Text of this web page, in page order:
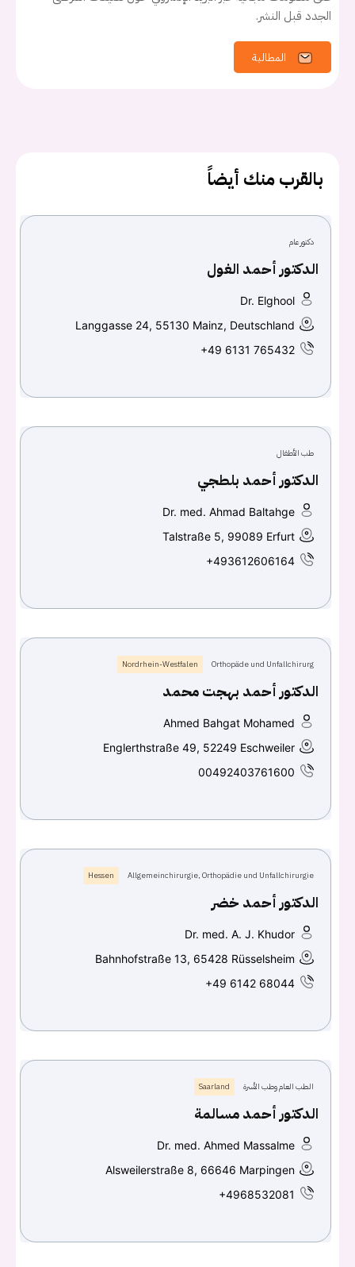
الجدد قبل النشر.
المطالبة
بالقرب منك أيضاً
دكتور عام
الدكتور أحمد الغول
Dr. Elghool
Langgasse 24, 55130 Mainz, Deutschland
+49 6131 765432
طب الأطفال
الدكتور أحمد بلطجي
Dr. med. Ahmad Baltahge
Talstraße 5, 99089 Erfurt
+493612606164
Orthopäde und Unfallchirurg
Nordrhein-Westfalen
الدكتور أحمد بهجت محمد
Ahmed Bahgat Mohamed
Englerthstraße 49, 52249 Eschweiler
00492403761600
Allgemeinchirurgie, Orthopädie und Unfallchirurgie
Hessen
الدكتور أحمد خضر
Dr. med. A. J. Khudor
Bahnhofstraße 13, 65428 Rüsselsheim
+49 6142 68044
الطب العام وطب الأسرة Saarland
الدكتور أحمد مسالمة
Dr. med. Ahmed Massalme
Alsweilerstraße 8, 66646 Marpingen
+4968532081